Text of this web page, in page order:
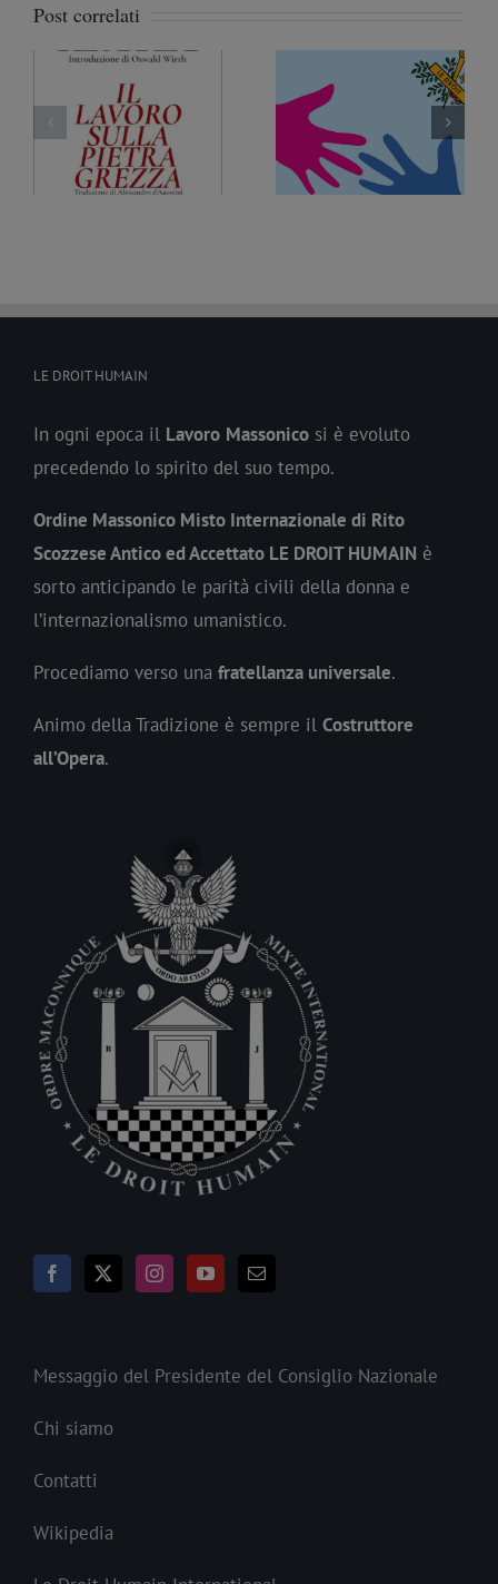
Post correlati
Trattati ed etica della
Fratellanza. Un nuovo
documento della
Commissione
Prospettive sociali
Fratellanza e Ambiente,
tra diritti e
cambiamento. Un nuovo
documento della
Commissione
Prospettive sociali
LE DROIT HUMAIN
In ogni epoca il Lavoro Massonico si è evoluto
precedendo lo spirito del suo tempo.
Ordine Massonico Misto Internazionale di Rito
Scozzese Antico ed Accettato LE DROIT HUMAIN è
sorto anticipando le parità civili della donna e
l’internazionalismo umanistico.
Procediamo verso una fratellanza universale.
Animo della Tradizione è sempre il Costruttore
all’Opera.
Messaggio del Presidente del Consiglio Nazionale
Chi siamo
Contatti
Wikipedia